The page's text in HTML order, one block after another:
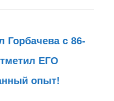
Горбачева с 86-
ЕГО
опыт!